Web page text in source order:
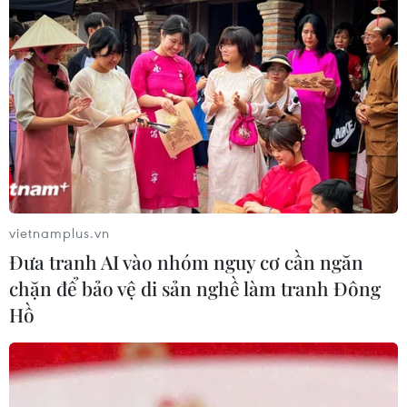
Mưa dông khiến hàng chục
chuyến bay tới Nội Bài không thể hạ
cánh
06/08/2026 04:37
Hà Tĩnh cảnh báo nguy cơ sạt lở trên
nhiều tuyến giao thông trước mùa
mưa bão
06/08/2026 04:34
Đồng Nai cảnh báo người dân không
ném vật thể vào phương tiện trên cao
tốc
06/08/2026 04:24
vietnamplus.vn
Đưa tranh AI vào nhóm nguy cơ cần ngăn
chặn để bảo vệ di sản nghề làm tranh Đông
Hồ